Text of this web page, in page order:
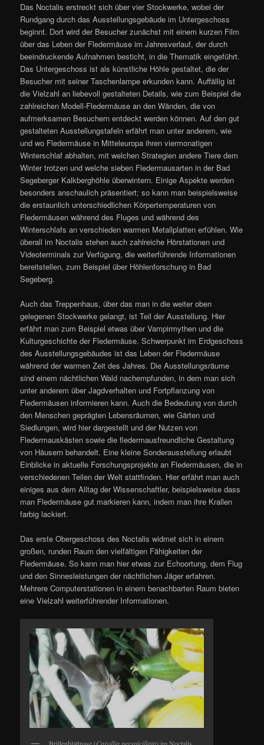
Das Noctalis erstreckt sich über vier Stockwerke, wobei der
Rundgang durch das Ausstellungsgebäude im Untergeschoss
beginnt. Dort wird der Besucher zunächst mit einem kurzen Film
über das Leben der Fledermäuse im Jahresverlauf, der durch
beeindruckende Aufnahmen besticht, in die Thematik eingeführt.
Das Untergeschoss ist als künstliche Höhle gestaltet, die der
Besucher mit seiner Taschenlampe erkunden kann. Auffällig ist
die Vielzahl an liebevoll gestalteten Details, wie zum Beispiel die
zahlreichen Modell-Fledermäuse an den Wänden, die von
aufmerksamen Besuchern entdeckt werden können. Auf den gut
gestalteten Ausstellungstafeln erfährt man unter anderem, wie
und wo Fledermäuse in Mitteleuropa ihren viermonatigen
Winterschlaf abhalten, mit welchen Strategien andere Tiere dem
Winter trotzen und welche sieben Fledermausarten in der Bad
Segeberger Kalkberghöhle überwintern. Einige Aspekte werden
besonders anschaulich präsentiert; so kann man beispielsweise
die erstaunlich unterschiedlichen Körpertemperaturen von
Fledermäusen während des Fluges und während des
Winterschlafs an verschieden warmen Metallplatten erfühlen. Wie
überall im Noctalis stehen auch zahlreiche Hörstationen und
Videoterminals zur Verfügung, die weiterführende Informationen
bereitstellen, zum Beispiel über Höhlenforschung in Bad
Segeberg.
Auch das Treppenhaus, über das man in die weiter oben
gelegenen Stockwerke gelangt, ist Teil der Ausstellung. Hier
erfährt man zum Beispiel etwas über Vampirmythen und die
Kulturgeschichte der Fledermäuse. Schwerpunkt im Erdgeschoss
des Ausstellungsgebäudes ist das Leben der Fledermäuse
während der warmen Zeit des Jahres. Die Ausstellungsräume
sind einem nächtlichen Wald nachempfunden, in dem man sich
unter anderem über Jagdverhalten und Fortpflanzung von
Fledermäusen informieren kann. Auch die Bedeutung von durch
den Menschen geprägten Lebensräumen, wie Gärten und
Siedlungen, wird hier dargestellt und der Nutzen von
Fledermauskästen sowie die fledermausfreundliche Gestaltung
von Häusern behandelt. Eine kleine Sonderausstellung erlaubt
Einblicke in aktuelle Forschungsprojekte an Fledermäusen, die in
verschiedenen Teilen der Welt stattfinden. Hier erfährt man auch
einiges aus dem Alltag der Wissenschaftler, beispielsweise dass
man Fledermäuse gut markieren kann, indem man ihre Krallen
farbig lackiert.
Das erste Obergeschoss des Noctalis widmet sich in einem
großen, runden Raum den vielfältigen Fähigkeiten der
Fledermäuse. So kann man hier etwas zur Echoortung, dem Flug
und den Sinnesleistungen der nächtlichen Jäger erfahren.
Mehrere Computerstationen in einem benachbarten Raum bieten
eine Vielzahl weiterführender Informationen.